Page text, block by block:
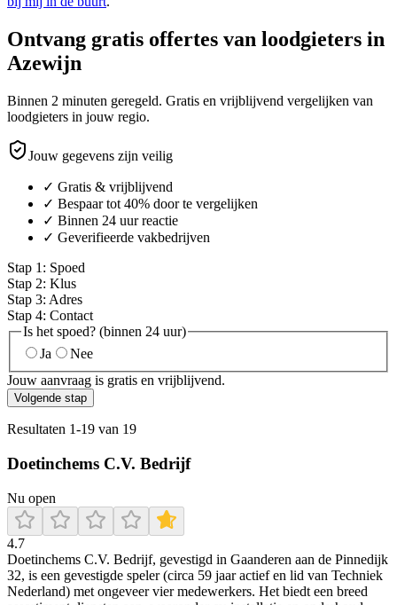
Ontvang gratis offertes van loodgieters in
Azewijn
Binnen 2 minuten geregeld. Gratis en vrijblijvend vergelijken van
loodgieters in jouw regio.
Jouw gegevens zijn veilig
✓ Gratis & vrijblijvend
✓ Bespaar tot 40% door te vergelijken
✓ Binnen 24 uur reactie
✓ Geverifieerde vakbedrijven
Stap 1 : Spoed
Stap 2: Klus
Stap 3: Adres
Stap 4: Contact
Is het spoed? (binnen 24 uur)
Ja
Nee
Jouw aanvraag is gratis en vrijblijvend.
Volgende stap
Resultaten 1-19 van 19
Doetinchems C.V. Bedrijf
Nu open
4.7
Doetinchems C.V. Bedrijf, gevestigd in Gaanderen aan de Pinnedijk
32, is een gevestigde speler (circa 59 jaar actief en lid van Techniek
Nederland) met ongeveer vier medewerkers. Het biedt een breed